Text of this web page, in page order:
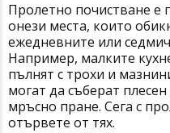
Пролетно почистване е
онези места, които
ежедневните или
Например, малките
пълнят с трохи и
могат да съберат
мръсно пране. Сега с
отървете от тях.